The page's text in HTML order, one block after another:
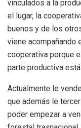
vinculados a la
el lugar, la
buenos y de los
viene acompañando
cooperativa porque
parte productiva
Actualmente le
que además le
poder empezar a